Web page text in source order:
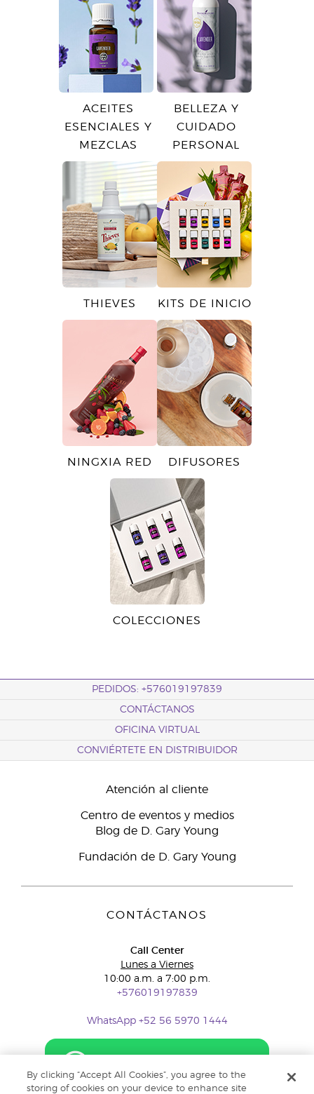
ACEITES
ESENCIALES Y
MEZCLAS
BELLEZA Y
CUIDADO
PERSONAL
THIEVES KITS DE INICIO
NINGXIA RED DIFUSORES
COLECCIONES
PEDIDOS: +576019197839
CONTÁCTANOS
OFICINA VIRTUAL
CONVIÉRTETE EN DISTRIBUIDOR
Atención al cliente
Centro de eventos y medios
Blog de D. Gary Young
Fundación de D. Gary Young
CONTÁCTANOS
Call Center
Lunes a Viernes
10:00 a.m. a 7:00 p.m.
+576019197839
WhatsApp +52 56 5970 1444
By clicking “Accept All Cookies”, you agree to the
storing of cookies on your device to enhance site